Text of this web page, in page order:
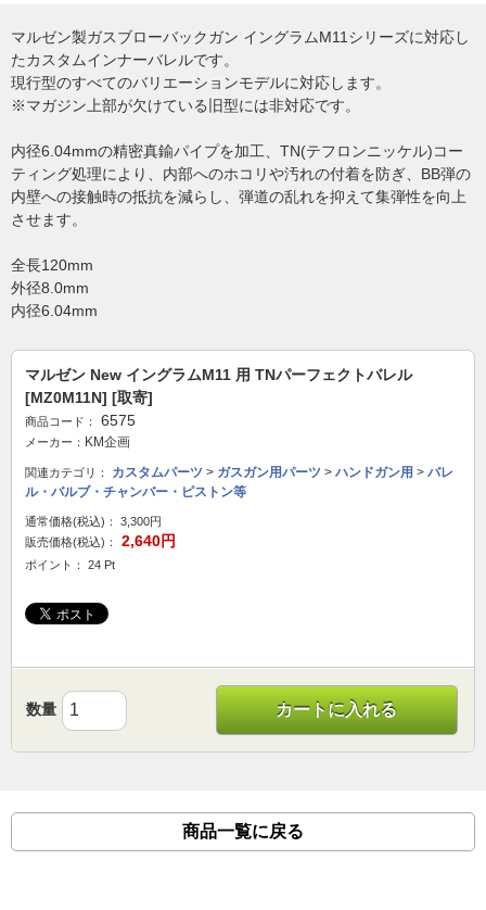
マルゼン製ガスブローバックガン イングラムM11シリーズに対応し
たカスタムインナーバレルです。
現行型のすべてのバリエーションモデルに対応します。
※マガジン上部が欠けている旧型には非対応です。
内径6.04mmの精密真鍮パイプを加工、TN(テフロンニッケル)コー
ティング処理により、内部へのホコリや汚れの付着を防ぎ、BB弾の
内壁への接触時の抵抗を減らし、弾道の乱れを抑えて集弾性を向上
させます。
全長120mm
外径8.0mm
内径6.04mm
マルゼン New イングラムM11 用 TNパーフェクトバレル
[MZ0M11N] [取寄]
商品コード： 6575
メーカー： KM企画
関連カテゴリ： カスタムパーツ > ガスガン用パーツ > ハンドガン用 > バレ
ル・バルブ・チャンバー・ピストン等
通常価格(税込)：
3,300円
販売価格(税込)：
2,640円
ポイント： 24 Pt
数量 カートに入れる
商品一覧に戻る